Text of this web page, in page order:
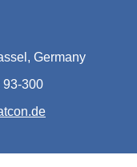
Germany
93-300